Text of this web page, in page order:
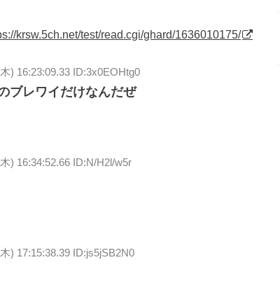
krsw.5ch.net/test/read.cgi/ghard/1636010175/
) 16:23:09.33 ID:3x0EOHtg0
ブレワイだけなんだぜ
) 16:34:52.66 ID:N/H2l/w5r
) 17:15:38.39 ID:js5jSB2N0